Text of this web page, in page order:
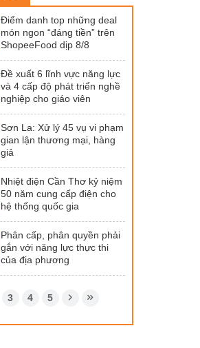
Điểm danh top những deal
món ngon “đáng tiền” trên
ShopeeFood dịp 8/8
Đề xuất 6 lĩnh vực năng lực
và 4 cấp độ phát triển nghề
nghiệp cho giáo viên
Sơn La: Xử lý 45 vụ vi phạm
gian lận thương mại, hàng
giả
Nhiệt điện Cần Thơ kỷ niệm
50 năm cung cấp điện cho
hệ thống quốc gia
Phân cấp, phân quyền phải
gắn với năng lực thực thi
của địa phương
3 4 5